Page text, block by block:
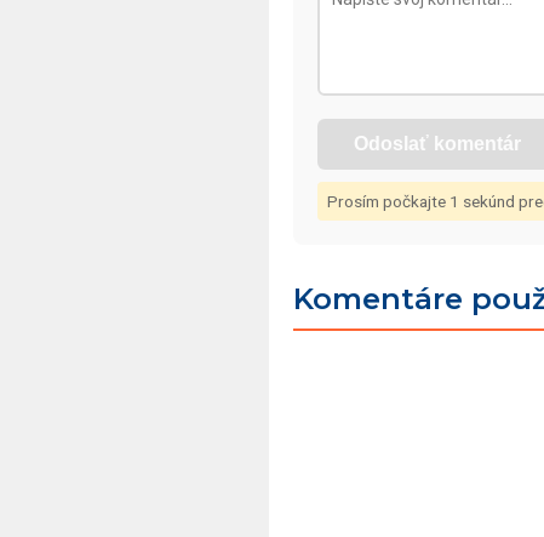
Odoslať komentár
Prosím počkajte 1 sekúnd
Komentáre